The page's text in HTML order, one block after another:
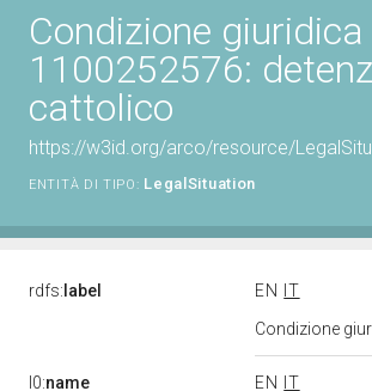
Condizione
1100252576:
cattolico
https://w3id.org/arco/resource/
ENTITÀ DI TIPO: LegalSituation
rdfs: label EN
IT
Condizione
l0:name EN
IT